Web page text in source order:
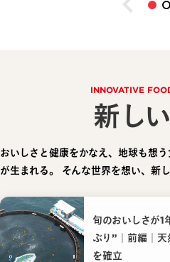
INNOVATIVE
新し
おいしさと健康をかなえ、地球も想
が生まれる。
そんな世界を想い、新
旬のおいしさが1
ぶり”｜前編｜
を確立